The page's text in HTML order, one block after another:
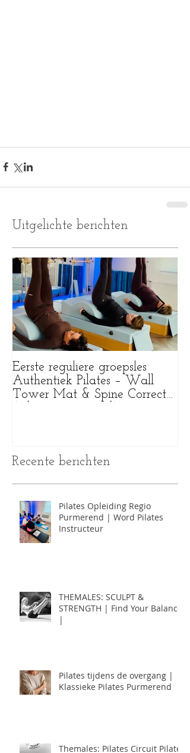
Uitgelichte berichten
Eerste reguliere groepsles
Authentiek Pilates – Wall
Tower Mat & Spine Corrector
Recente berichten
Pilates Opleiding Regio
Purmerend | Word Pilates
Instructeur
THEMALES: SCULPT &
STRENGTH | Find Your Balance
|
Pilates tijdens de overgang |
Klassieke Pilates Purmerend
Themales: Pilates Circuit Pilates